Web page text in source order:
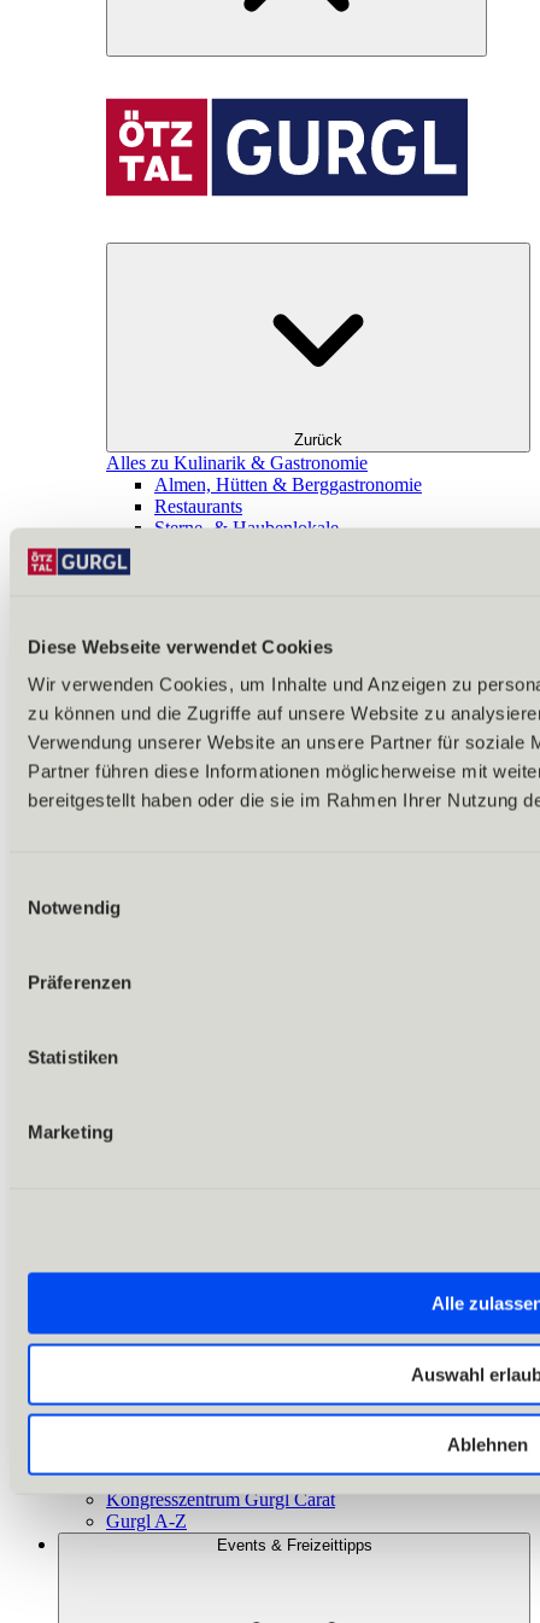
Diese Webseite verwendet Cookies
Wir verwenden Cookies, um Inhalte und Anzeigen zu
zu können und die Zugriffe auf unsere Website zu
Verwendung unserer Website an unsere Partner für soziale
Partner führen diese Informationen möglicherweise mit
bereitgestellt haben oder die sie im Rahmen Ihrer Nutzung
Notwendig
Präferenzen
Statistiken
Marketing
Alle
Auswahl
Ablehnen
Zurück
Alles zu Kulinarik & Gastronomie
Almen, Hütten & Berggastronomie
Restaurants
Sterne- & Haubenlokale
Zurück
Lebensmittel
Informationsbüros
Kongresszentrum Gurgl Carat
Gurgl A-Z
Events & Freizeittipps